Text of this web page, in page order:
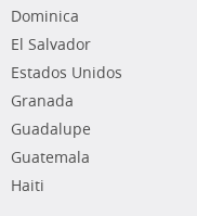
Dominica
El Salvador
Estados Unidos
Granada
Guadalupe
Guatemala
Haiti